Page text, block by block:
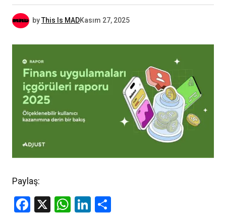
byThis Is MADKasım 27, 2025
Paylaş:
Facebook
X WhatsApp
LinkedIn